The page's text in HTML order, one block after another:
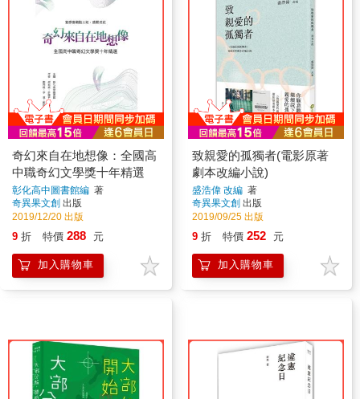
奇幻來自在地想像：全國高
中職奇幻文學獎十年精選
彰化高中圖書館編 著
奇異果文創 出版
2019/12/20 出版
9 折 特價 288 元
加入購物車
致親愛的孤獨者(電影原著
劇本改編小說)
盛浩偉 改編 著
奇異果文創 出版
2019/09/25 出版
9 折 特價 252 元
加入購物車